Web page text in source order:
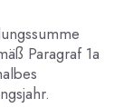
Paragraf 1a